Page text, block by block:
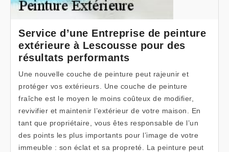
Service d’une Entreprise de peinture
extérieure à Lescousse pour des
résultats performants
Une nouvelle couche de peinture peut rajeunir et
protéger vos extérieurs. Une couche de peinture
fraîche est le moyen le moins coûteux de modifier,
revivifier et maintenir l’extérieur de votre maison. En
tant que propriétaire, vous êtes responsable de l’un
des points les plus importants pour l’image de votre
immeuble : son éclat et sa propreté. La peinture peut